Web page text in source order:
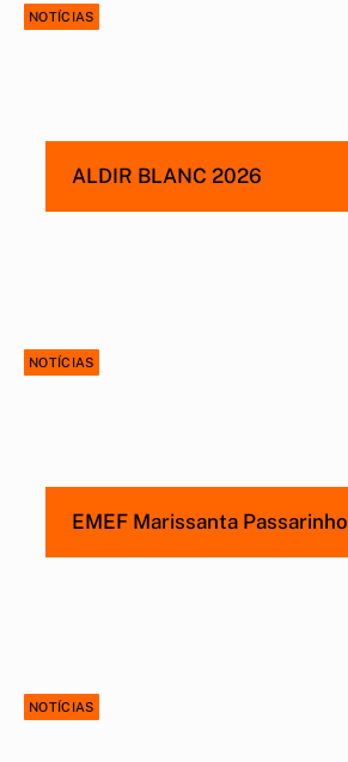
NOTÍCIAS
ALDIR BLANC 2026
NOTÍCIAS
EMEF Marissanta Passarinho
NOTÍCIAS